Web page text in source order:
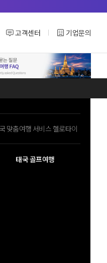
고객센터 기업문의
맞춤여행 서비스 헬로타이
태국 골프여행